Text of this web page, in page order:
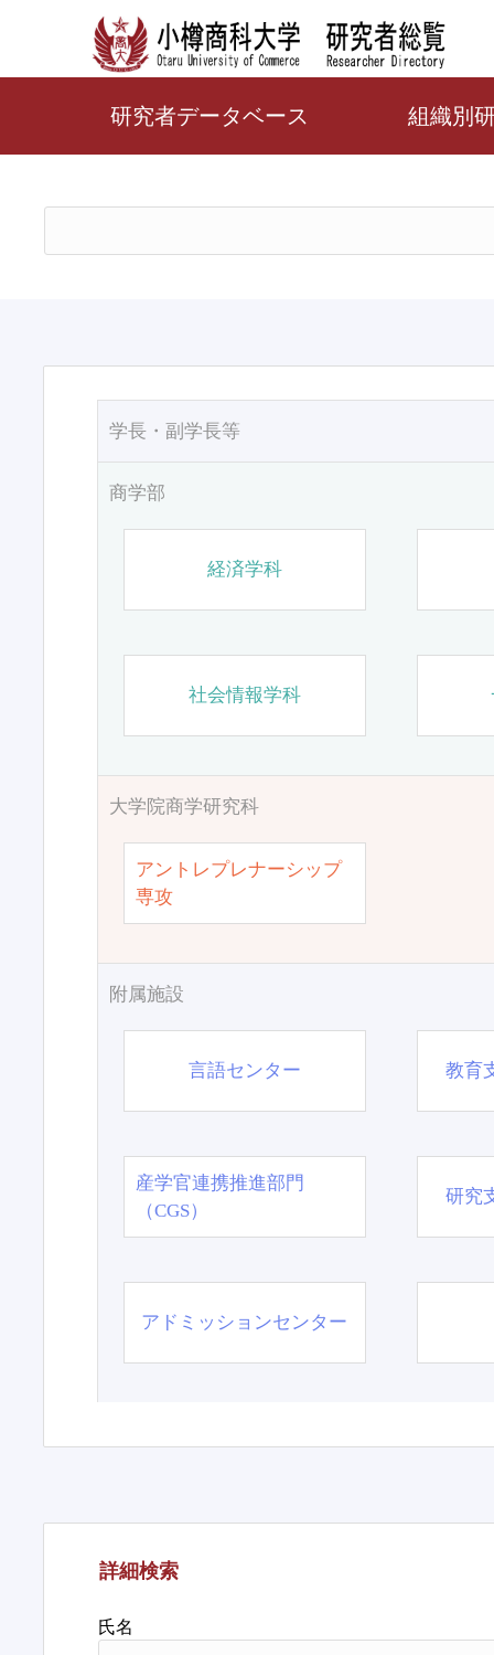
研究者データベース 組織別
学長・副学長等
商学部
経済学科
社会情報学科
大学院商学研究科
アントレプレナーシップ
専攻
附属施設
言語センター 教育
産学官連携推進部門
（CGS）
研究
アドミッションセンター
詳細検索
氏名